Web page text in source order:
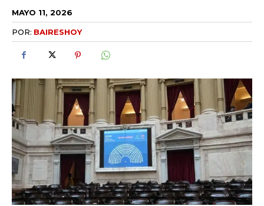
MAYO 11, 2026
POR: BAIRESHOY